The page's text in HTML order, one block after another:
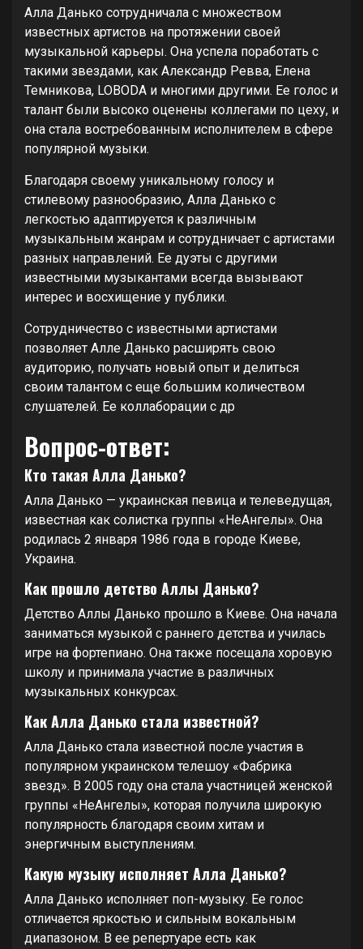
Алла Данько сотрудничала с множеством
известных артистов на протяжении своей
музыкальной карьеры. Она успела поработать с
такими звездами, как Александр Ревва, Елена
Темникова, LOBODA и многими другими. Ее голос и
талант были высоко оценены коллегами по цеху, и
она стала востребованным исполнителем в сфере
популярной музыки.
Благодаря своему уникальному голосу и
стилевому разнообразию, Алла Данько с
легкостью адаптируется к различным
музыкальным жанрам и сотрудничает с артистами
разных направлений. Ее дуэты с другими
известными музыкантами всегда вызывают
интерес и восхищение у публики.
Сотрудничество с известными артистами
позволяет Алле Данько расширять свою
аудиторию, получать новый опыт и делиться
своим талантом с еще большим количеством
слушателей. Ее коллаборации с др
Вопрос-ответ:
Кто такая Алла Данько?
Алла Данько — украинская певица и телеведущая,
известная как солистка группы «НеАнгелы». Она
родилась 2 января 1986 года в городе Киеве,
Украина.
Как прошло детство Аллы Данько?
Детство Аллы Данько прошло в Киеве. Она начала
заниматься музыкой с раннего детства и училась
игре на фортепиано. Она также посещала хоровую
школу и принимала участие в различных
музыкальных конкурсах.
Как Алла Данько стала известной?
Алла Данько стала известной после участия в
популярном украинском телешоу «Фабрика
звезд». В 2005 году она стала участницей женской
группы «НеАнгелы», которая получила широкую
популярность благодаря своим хитам и
энергичным выступлениям.
Какую музыку исполняет Алла Данько?
Алла Данько исполняет поп-музыку. Ее голос
отличается яркостью и сильным вокальным
диапазоном. В ее репертуаре есть как